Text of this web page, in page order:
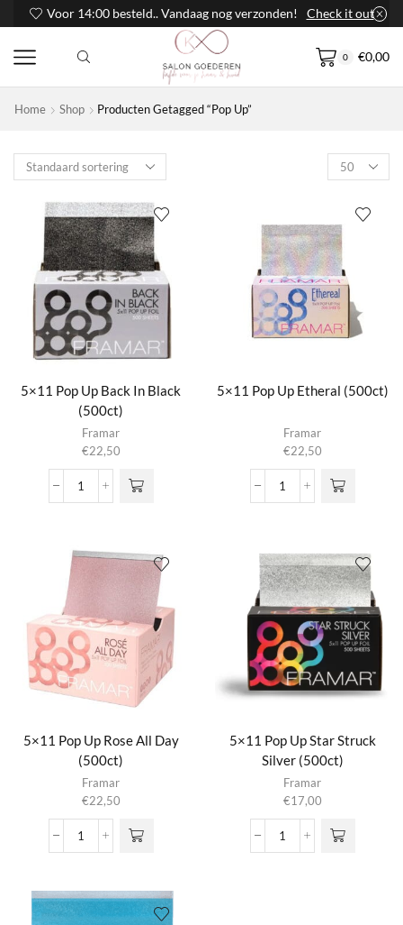
Voor 14:00 besteld.. Vandaag nog verzonden! Check it out
0 €0,00
Home Shop Producten Getagged “Pop Up”
Products
per
5×11 Pop Up Back In Black
(500ct)
Framar
€22,50
5x11
In
5×11 Pop Up Etheral (500ct)
Framar
€22,50
5x11
(500ct)
aantal
5×11 Pop Up Rose All Day
(500ct)
Framar
€22,50
5x11
Rose
All
5×11 Pop Up Star Struck
Silver (500ct)
Framar
€17,00
5x11